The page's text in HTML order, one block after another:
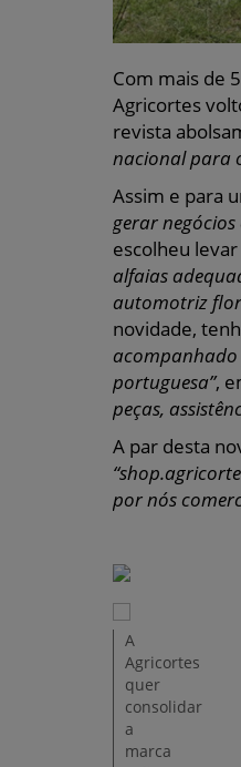
Com mais de
Agricortes
revista
nacional para
Assim e para
gerar
escolheu
alfaias
automotriz
novidade,
acompanhado
portuguesa”,
peças,
A par desta
por nós
A
Agricortes
quer
consolidar
a
marca